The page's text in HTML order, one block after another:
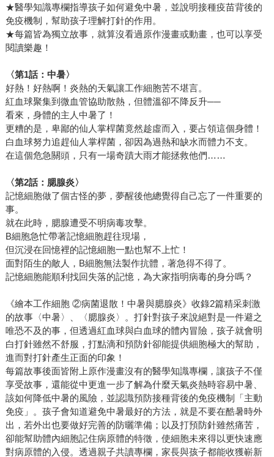
★醫學知識專欄指導孩子如何避免中暑，並說明接種疫苗背後的
免疫機制，幫助孩子理解打針的作用。
★每篇皆為獨立故事，就算沒看過原作漫畫或動畫，也可以享受
閱讀樂趣！
〈第1話：中暑〉
好熱！好熱啊！炎熱的天氣讓工作細胞苦不堪言。
紅血球聚集到微血管協助散熱，但體溫卻不降反升──
看來，身體的主人中暑了！
更糟的是，卑鄙的仙人掌桿菌竟然趁虛而入，要占領這個身體！
白血球努力追趕仙人掌桿菌，卻因為過熱和缺水而體力不支。
在這個危急關頭，只有一場奇蹟大雨才能拯救他們……
〈第2話：腮腺炎〉
記憶細胞做了個古怪的夢，夢醒後他總覺得自己忘了一件重要的
事。
就在此時，腮腺遭受不明病毒攻擊。
B細胞急忙帶著記憶細胞趕往現場，
但沉浸在回憶裡的記憶細胞一點也幫不上忙！
面對陌生的敵人，B細胞無法製作抗體，著急得不得了。
記憶細胞能順利找回失落的記憶，為大家指明病毒的身分嗎？
《繪本工作細胞 ②病菌退散！中暑與腮腺炎》收錄2篇精采刺激
的故事〈中暑〉、〈腮腺炎〉。打針對孩子來說絕對是一件避之
唯恐不及的事，但透過紅血球與白血球的體內冒險，孩子就會明
白打針雖然不舒服，打點滴和預防針卻能提供細胞極大的幫助，
進而對打針產生正面的印象！
每篇故事後面皆附上原作漫畫沒有的醫學知識專欄，讓孩子不僅
享受故事，還能從中更進一步了解為什麼天氣炎熱時容易中暑、
該如何降低中暑的風險，並認識預防接種背後的免疫機制「主動
免疫」。孩子會知道避免中暑最好的方法，就是不要在酷暑時外
出，若外出也要做好完善的防曬準備；以及打預防針雖然痛苦，
卻能幫助體內細胞記住病原體的特徵，使細胞未來得以更快速應
對病原體的入侵。透過親子共讀專欄，家長與孩子都能收獲嶄新